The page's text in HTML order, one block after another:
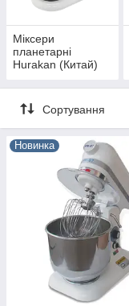
Міксери
планетарні
Hurakan (Китай)
Сортування
Новинка